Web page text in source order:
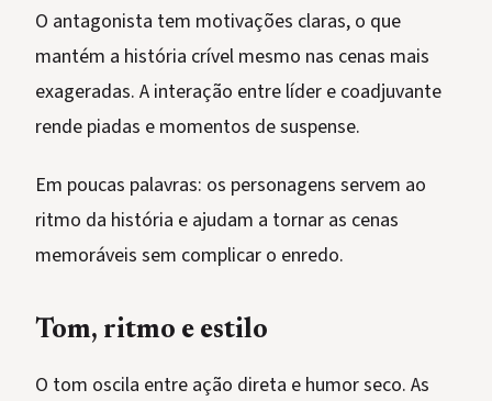
O antagonista tem motivações claras, o que
mantém a história crível mesmo nas cenas mais
exageradas. A interação entre líder e coadjuvante
rende piadas e momentos de suspense.
Em poucas palavras: os personagens servem ao
ritmo da história e ajudam a tornar as cenas
memoráveis sem complicar o enredo.
Tom, ritmo e estilo
O tom oscila entre ação direta e humor seco. As